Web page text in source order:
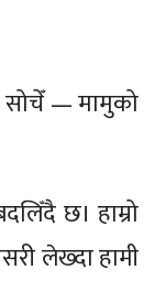
सोचेँ — मामुको
छ। हाम्रो
लेख्दा हामी